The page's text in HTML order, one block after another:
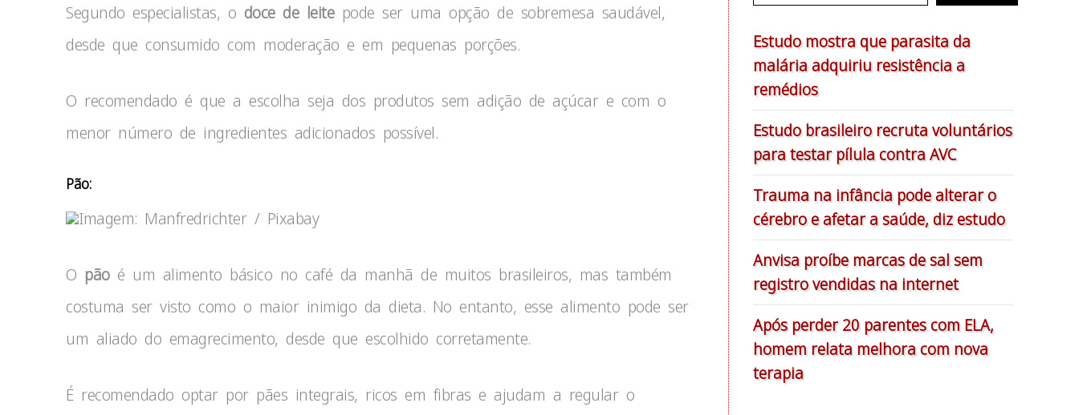
Segundo especialistas, o doce de leitepode ser uma opção de sobremesa saudável,
desde que consumido com moderação e em pequenas porções.
O recomendado é que a escolha seja dos produtos sem adição de açúcar e com o
menor número de ingredientes adicionados possível.
Pão:
Imagem: Manfredrichter / Pixabay
O pão é um alimento básico no café da manhã de muitos brasileiros, mas também
costuma ser visto como o maior inimigo da dieta. No entanto, esse alimento pode ser
um aliado do emagrecimento, desde que escolhido corretamente.
É recomendado optar por pães integrais, ricos em fibras e ajudam a regular o
Estudo mostra que parasita da
malária adquiriu resistência a
remédios
Estudo brasileiro recruta voluntários
para testar pílula contra AVC
Trauma na infância pode alterar o
cérebro e afetar a saúde, diz estudo
Anvisa proíbe marcas de sal sem
registro vendidas na internet
Após perder 20 parentes com ELA,
homem relata melhora com nova
terapia